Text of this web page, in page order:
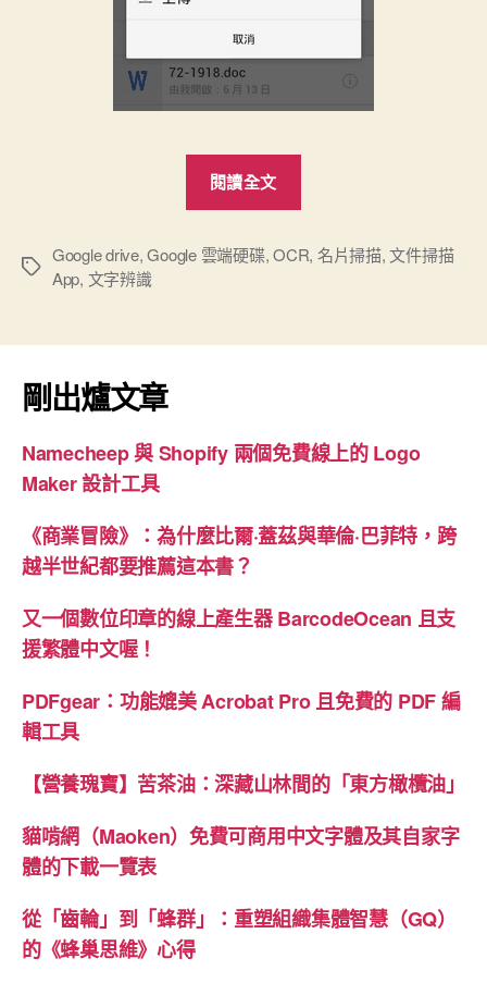
閱讀全文
端
的
描
標
Google drive,Google 雲端硬碟,OCR, 名片掃描,文件掃描
App, 文字辨識
剛出爐文章
Namecheep 與 Shopify 兩個免費線上的 Logo
Maker 設計工具
《商業冒險》：為什麼比爾·蓋茲與華倫·巴菲特，跨
越半世紀都要推薦這本書？
又一個數位印章的線上產生器 BarcodeOcean 且支
援繁體中文喔！
PDFgear：功能媲美 Acrobat Pro 且免費的 PDF 編
輯工具
【營養瑰寶】苦茶油：深藏山林間的「東方橄欖油」
貓啃網（Maoken）免費可商用中文字體及其自家字
體的下載一覽表
從「齒輪」到「蜂群」：重塑組織集體智慧（GQ）
的《蜂巢思維》心得